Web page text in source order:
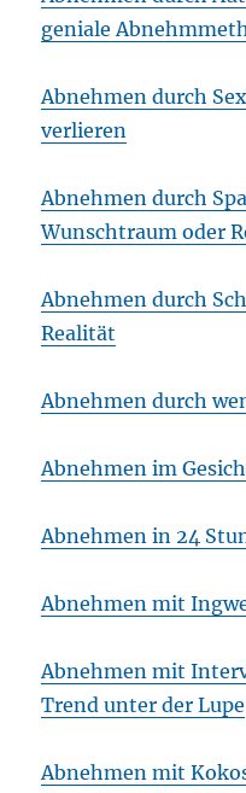
geniale
Abnehmen durch
verlieren
Abnehmen durch
Wunschtraum oder
Abnehmen durch
Realität
Abnehmen durch
Abnehmen im
Abnehmen in 24
Abnehmen mit
Abnehmen mit
Trend unter der Lupe
Abnehmen mit